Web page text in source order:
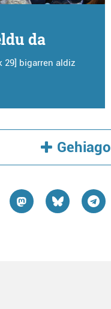
da
29] bigarren aldiz
Gehiago